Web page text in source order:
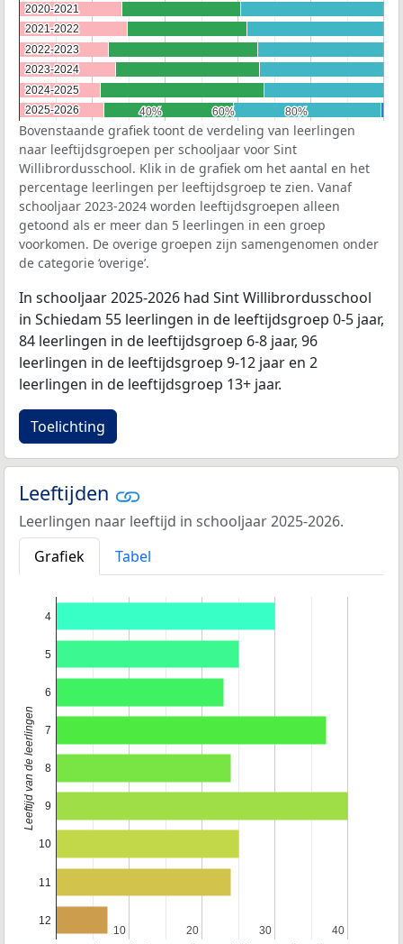
40%
40% 60%
60% 80%
80%
2020-2021
2020-2021
2021-2022
2021-2022
2022-2023
2022-2023
2023-2024
2023-2024
2024-2025
2024-2025
2025-2026
2025-2026
Bovenstaande grafiek toont de verdeling van leerlingen
naar leeftijdsgroepen per schooljaar voor Sint
Willibrordusschool. Klik in de grafiek om het aantal en het
percentage leerlingen per leeftijdsgroep te zien. Vanaf
schooljaar 2023-2024 worden leeftijdsgroepen alleen
getoond als er meer dan 5 leerlingen in een groep
voorkomen. De overige groepen zijn samengenomen onder
de categorie ‘overige’.
In schooljaar 2025-2026 had Sint Willibrordusschool
in Schiedam 55 leerlingen in de leeftijdsgroep 0-5 jaar,
84 leerlingen in de leeftijdsgroep 6-8 jaar, 96
leerlingen in de leeftijdsgroep 9-12 jaar en 2
leerlingen in de leeftijdsgroep 13+ jaar.
Toelichting
Leeftijden
Leerlingen naar leeftijd in schooljaar 2025-2026.
Grafiek
Tabel
10
10 20
20 30
30 40
40
4
5
6
7
8
9
10
11
12
Leeftijd van de leerlingen